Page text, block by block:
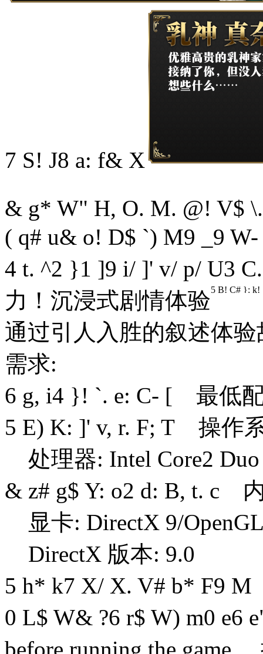
7 S! J8 a: f& X
& g* W" H, O. M. @! V$
( q# u& o! D$ `) M9 _9
4 t. ^2 }1 ]9 i/ ]' v/ p/ U3
力！沉浸式剧情体验5 B! C# }:
通过引人入胜的叙述体
需求:
6 g, i4 }! `. e: C- [ 最低
5 E) K: ]' v, r. F; T 操作系
处理器: Intel Core2 Duo
& z# g$ Y: o2 d: B, t. c 内
显卡: DirectX 9/OpenGL
DirectX 版本: 9.0
5 h* k7 X/ X. V# b* F9 M
0 L$ W& ?6 r$ W) m0 e6
before running the